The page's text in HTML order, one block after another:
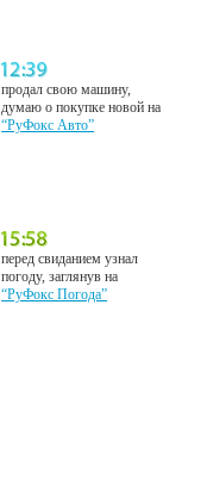
продал свою машину,
думаю о покупке новой на
“РуФокс Авто”
перед свиданием узнал
погоду, заглянув на
“РуФокс Погода”